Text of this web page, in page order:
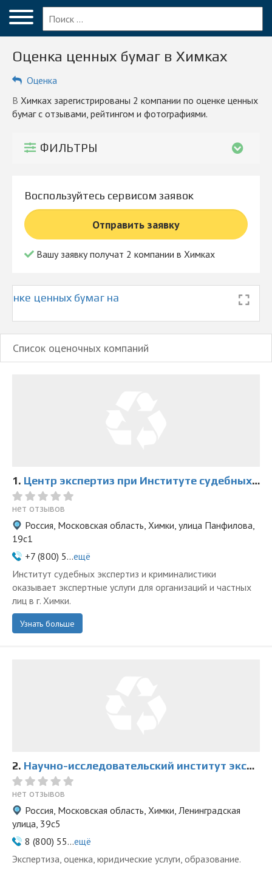
Меню
Главная
Вопрос эксперту
Химки
ПОЛЬЗОВАТЕЛЯМ
Блог
Личный кабинет
© 2026 Все права защищены
Оценка ценных бумаг в Химках
Оценка
в Химках зарегистрированы 2 компании по оценке ценных
бумаг с отзывами, рейтингом и фотографиями.
ФИЛЬТРЫ
Воспользуйтесь сервисом заявок
Отправить заявку
Вашу заявку получат 2 компании в Химках
ценных бумаг на
Список оценочных компаний
1. Центр экспертиз при Институте судебных экспертиз и криминалистики
нет отзывов
Россия, Московская область, Химки, улица Панфилова,
19с1
+7 (800) 5...ещё
Институт судебных экспертиз и криминалистики
оказывает экспертные услуги для организаций и частных
лиц в г. Химки.
Узнать больше
2. Научно-исследовательский институт экспертиз
нет отзывов
Россия, Московская область, Химки, Ленинградская
улица, 39с5
8 (800) 55...ещё
Экспертиза, оценка, юридические услуги, образование.